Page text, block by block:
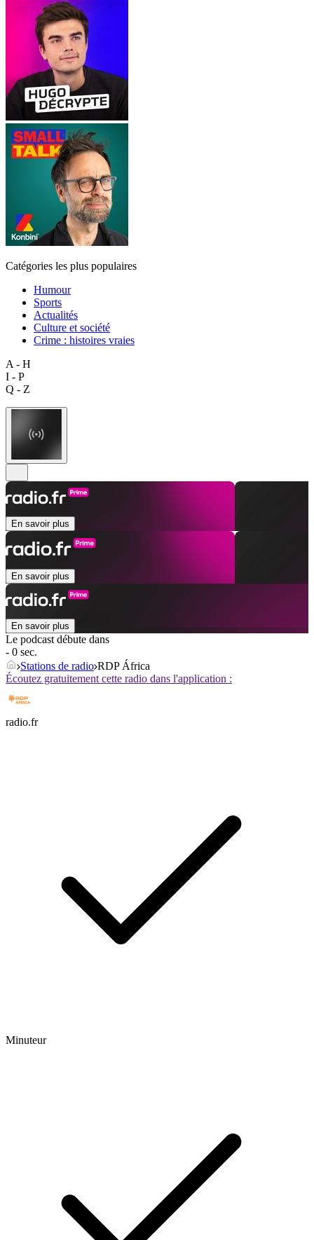
Catégories les plus populaires
Humour
Sports
Actualités
Culture et société
Crime : histoires vraies
A - H
I - P
Q - Z
En savoir plus
En savoir plus
En savoir plus
Le podcast débute dans
- 0 sec.
Stations de radio RDP África
Écoutez gratuitement cette radio dans l'application :
radio.fr
Minuteur